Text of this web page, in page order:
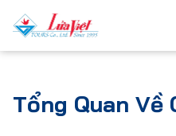
Tổng Quan Về